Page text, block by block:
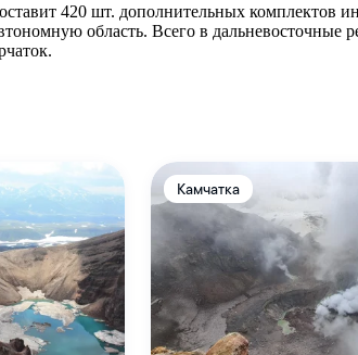
420 шт. дополнительных комплектов
область. Всего в дальневосточные